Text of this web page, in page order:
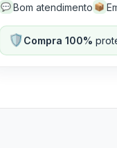
💬 Bom atendimento 📦
🛡️Compra 100%